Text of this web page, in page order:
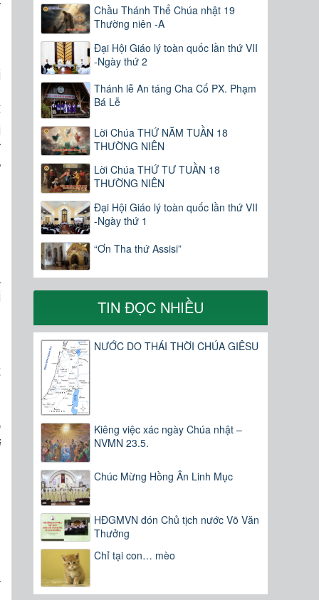
Chầu Thánh Thể Chúa nhật 19
Thường niên -A
Đại Hội Giáo lý toàn quốc lần thứ VII
-Ngày thứ 2
Thánh lễ An táng Cha Cố PX. Phạm
Bá Lễ
Lời Chúa THỨ NĂM TUẦN 18
THƯỜNG NIÊN
Lời Chúa THỨ TƯ TUẦN 18
THƯỜNG NIÊN
Đại Hội Giáo lý toàn quốc lần thứ VII
-Ngày thứ 1
“Ơn Tha thứ Assisi”
TIN ĐỌC NHIỀU
NƯỚC DO THÁI THỜI CHÚA GIÊSU
Kiêng việc xác ngày Chúa nhật –
NVMN 23.5.
Chúc Mừng Hồng Ân Linh Mục
HĐGMVN đón Chủ tịch nước Võ Văn
Thưởng
Chỉ tại con… mèo